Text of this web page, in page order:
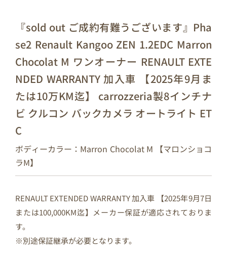
『sold out ご成約有難うございます』Pha
se2 Renault Kangoo ZEN 1.2EDC Marron
Chocolat M ワンオーナー RENAULT EXTE
NDED WARRANTY 加入車 【2025年9月ま
たは10万KM迄】 carrozzeria製8インチナ
ビ クルコン バックカメラ オートライト ET
C
ボディーカラー：Marron Chocolat M 【マロンショコ
ラM】
RENAULT EXTENDED WARRANTY 加入車 【2025年9月7日
または100,000KM迄】メーカー保証が適応されておりま
す。
※別途保証継承が必要となります。